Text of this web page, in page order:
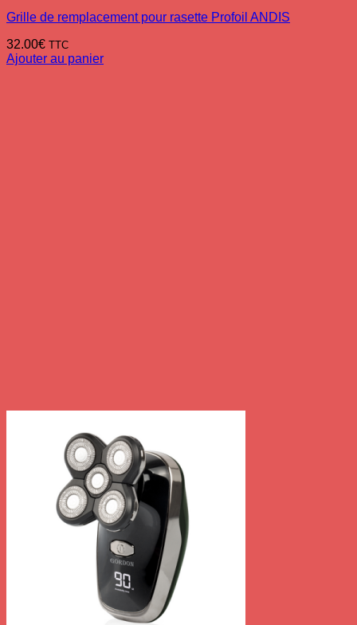
Grille de remplacement pour rasette Profoil ANDIS
32.00€ TTC
Ajouter au panier